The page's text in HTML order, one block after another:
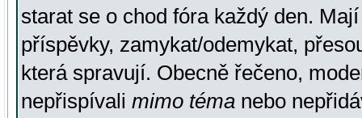
starat se o chod fóra každý den.
příspěvky, zamykat/odemykat,
která spravují. Obecně řečeno,
nepřispívali mimo téma nebo